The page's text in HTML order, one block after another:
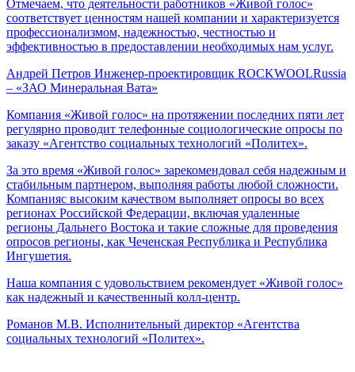
Отмечаем, что деятельности работников «Живой голос»
соответствует ценностям нашей компании и характеризуется
профессионализмом, надежностью, честностью и
эффективностью в предоставлении необходимых нам услуг.
Андрей Петров Инженер-проектировщик ROCKWOOLRussia
– «ЗАО Минеральная Вата»
Компания «Живой голос» на протяжении последних пяти лет
регулярно проводит телефонные социологические опросы по
заказу «Агентство социальных технологий «Политех».
За это время «Живой голос» зарекомендовал себя надежным и
стабильным партнером, выполняя работы любой сложности.
Компанияс высоким качеством выполняет опросы во всех
регионах Российской Федерации, включая удаленные
регионы Дальнего Востока и такие сложные для проведения
опросов регионы, как Чеченская Республика и Республика
Ингушетия.
Наша компания с удовольствием рекомендует «Живой голос»
как надежный и качественный колл-центр.
Романов М.В. Исполнительный директор «Агентства
социальных технологий «Политех».